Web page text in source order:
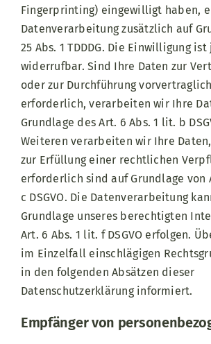
Fingerprinting) eingewilligt haben,
Datenverarbeitung zusätzlich auf
25 Abs. 1 TDDDG. Die Einwilligung
widerrufbar. Sind Ihre Daten zur
oder zur Durchführung
erforderlich, verarbeiten wir Ihre
Grundlage des Art. 6 Abs. 1 lit. b
Weiteren verarbeiten wir Ihre
zur Erfüllung einer rechtlichen
erforderlich sind auf Grundlage von
c DSGVO. Die Datenverarbeitung
Grundlage unseres berechtigten
Art. 6 Abs. 1 lit. f DSGVO erfolgen.
im Einzelfall einschlägigen
in den folgenden Absätzen dieser
Datenschutzerklärung informiert.
Empfänger von